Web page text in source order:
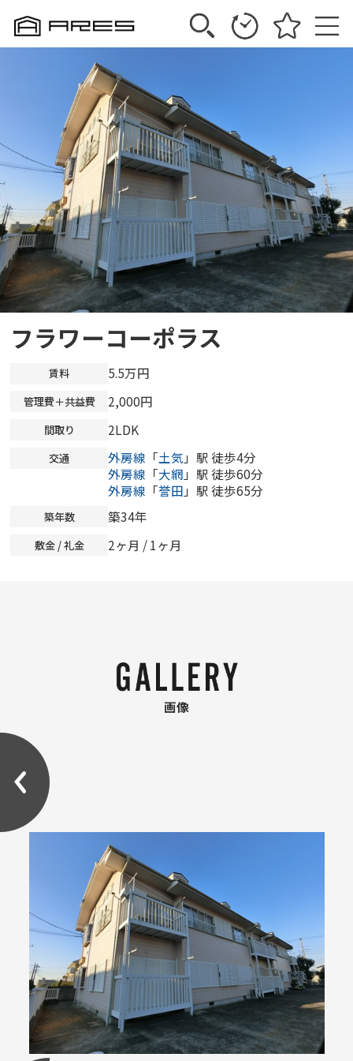
フラワーコーポラス
賃料 5.5万円
管理費＋共益費 2,000円
間取り 2LDK
交通 外房線 「土気 」駅 徒歩4分
外房線 「大網 」駅 徒歩60分
外房線 「誉田 」駅 徒歩65分
築年数 築34年
敷金 / 礼金 2ヶ月 / 1ヶ月
画像